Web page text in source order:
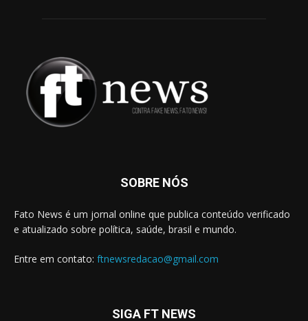
SOBRE NÓS
Fato News é um jornal online que publica conteúdo verificado
e atualizado sobre política, saúde, brasil e mundo.
Entre em contato: ftnewsredacao@gmail.com
SIGA FT NEWS